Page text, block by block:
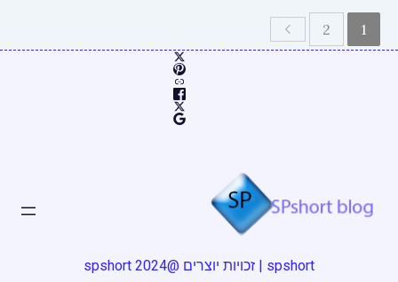
1
2
spshort | זכויות יוצרים @2024 spshort